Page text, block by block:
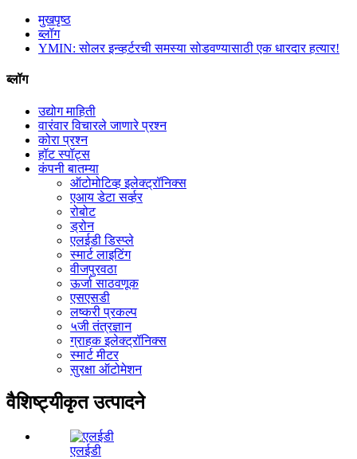
मुखपृष्ठ
ब्लॉग
YMIN: सोलर इन्व्हर्टरची समस्या सोडवण्यासाठी एक धारदार हत्यार!
ब्लॉग
उद्योग माहिती
वारंवार विचारले जाणारे प्रश्न
कोरा प्रश्न
हॉट स्पॉट्स
कंपनी बातम्या
ऑटोमोटिव्ह इलेक्ट्रॉनिक्स
एआय डेटा सर्व्हर
रोबोट
ड्रोन
एलईडी डिस्प्ले
स्मार्ट लाइटिंग
वीजपुरवठा
ऊर्जा साठवणूक
एसएसडी
लष्करी प्रकल्प
५जी तंत्रज्ञान
ग्राहक इलेक्ट्रॉनिक्स
स्मार्ट मीटर
सुरक्षा ऑटोमेशन
वैशिष्ट्यीकृत उत्पादने
एलईडी